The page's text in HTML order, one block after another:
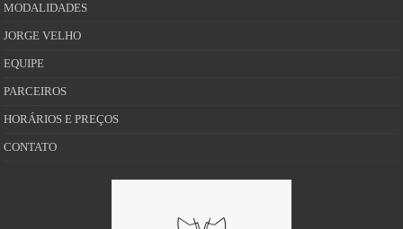
MODALIDADES
JORGE VELHO
EQUIPE
PARCEIROS
HORÁRIOS E PREÇOS
CONTATO